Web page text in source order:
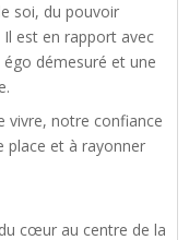
soi, du pouvoir
est en rapport avec
démesuré et une
vivre, notre confiance
place et à rayonner
cœur au centre de la